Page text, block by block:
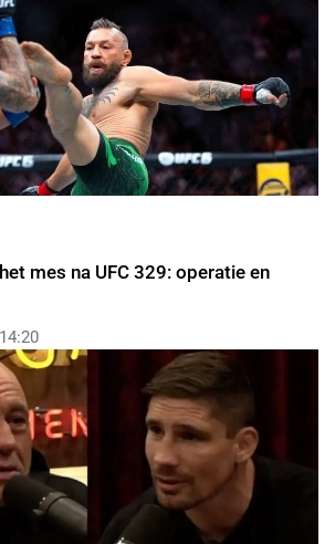
mes na UFC 329: operatie en